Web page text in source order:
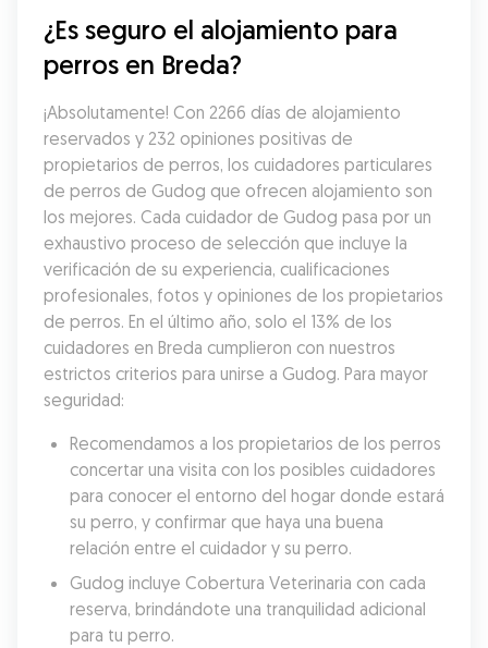
¿Es seguro el alojamiento para
perros en Breda?
¡Absolutamente! Con 2266 días de alojamiento
reservados y 232 opiniones positivas de
propietarios de perros, los cuidadores particulares
de perros de Gudog que ofrecen alojamiento son
los mejores. Cada cuidador de Gudog pasa por un
exhaustivo proceso de selección que incluye la
verificación de su experiencia, cualificaciones
profesionales, fotos y opiniones de los propietarios
de perros. En el último año, solo el 13% de los
cuidadores en Breda cumplieron con nuestros
estrictos criterios para unirse a Gudog. Para mayor
seguridad:
Recomendamos a los propietarios de los perros
concertar una visita con los posibles cuidadores
para conocer el entorno del hogar donde estará
su perro, y confirmar que haya una buena
relación entre el cuidador y su perro.
Gudog incluye Cobertura Veterinaria con cada
reserva, brindándote una tranquilidad adicional
para tu perro.